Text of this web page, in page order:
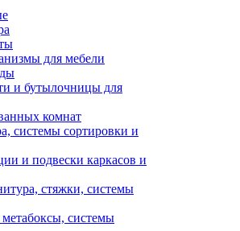
для мебели
и бутылочницы для
комнат
системы сортировки и
и подвески каркасов и
стяжки, системы
системы